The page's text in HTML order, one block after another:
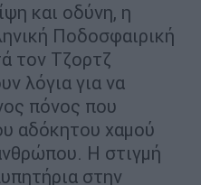
και οδύνη, η
Ποδοσφαιρική
τον Τζορτζ
λόγια για να
πόνος που
αδόκητου χαμού
Η στιγμή
στην